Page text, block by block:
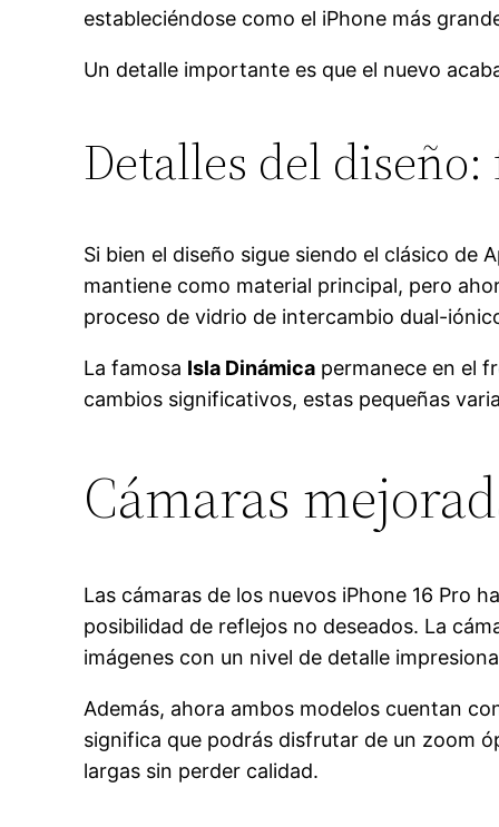
estableciéndose como el iPhone más
Un detalle importante es que el nuevo
Detalles del
Si bien el diseño sigue siendo el clásico de
mantiene como material principal, pero
proceso de vidrio de intercambio dual-
La famosa Isla Dinámica permanece en el
cambios significativos, estas pequeñas
Cámaras
Las cámaras de los nuevos iPhone 16 Pro
posibilidad de reflejos no deseados. La
imágenes con un nivel de detalle
Además, ahora ambos modelos cuentan
significa que podrás disfrutar de un zoom
largas sin perder calidad.